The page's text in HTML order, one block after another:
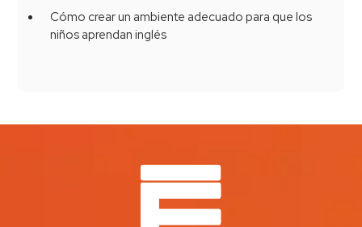
Cómo crear un ambiente adecuado para que los
niños aprendan inglés